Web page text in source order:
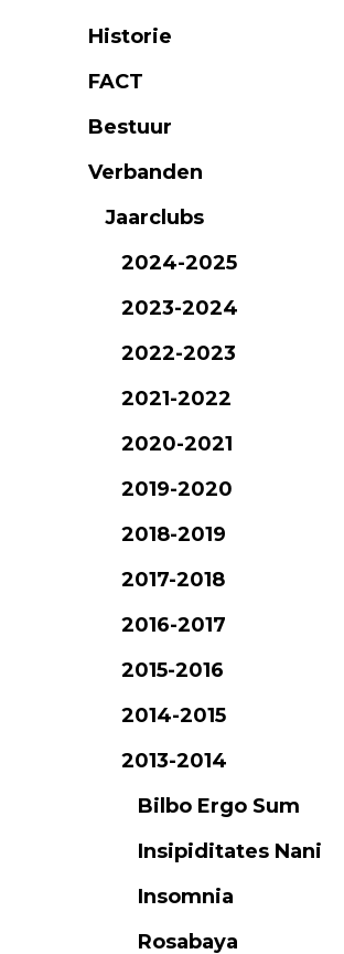
Historie
FACT
Bestuur
Verbanden
Jaarclubs
2024-2025
2023-2024
2022-2023
2021-2022
2020-2021
2019-2020
2018-2019
2017-2018
2016-2017
2015-2016
2014-2015
2013-2014
Bilbo Ergo Sum
Insipiditates Nani
Insomnia
Rosabaya